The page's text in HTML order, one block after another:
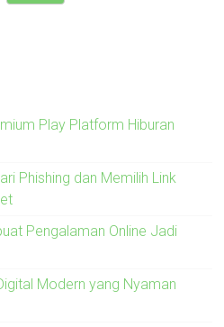
Play Platform Hiburan
Phishing dan Memilih Link
Pengalaman Online Jadi
Modern yang Nyaman